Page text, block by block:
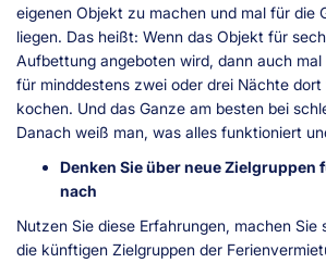
eigenen Objekt zu machen und mal für die
liegen. Das heißt: Wenn das Objekt für
Aufbettung angeboten wird, dann auch
für minddestens zwei oder drei Nächte
kochen. Und das Ganze am besten bei
Danach weiß man, was alles funktioniert
Denken Sie über neue Zielgruppen
nach
Nutzen Sie diese Erfahrungen, machen Sie
die künftigen Zielgruppen der